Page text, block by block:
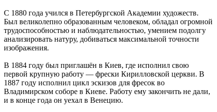
С 1880 года учился в Петербургской Академии художеств.
Был великолепно образованным человеком, обладал огромной
трудоспособностью и наблюдательностью, умением подолгу
анализировать натуру, добиваться максимальной точности
изображения.
В 1884 году был приглашён в Киев, где исполнил свою
первой крупную работу — фрески Кирилловской церкви. В
1887 году исполнил цикл эскизов для фресок во
Владимирском соборе в Киеве. Работу ему закончить не дали,
и в конце года он уехал в Венецию.